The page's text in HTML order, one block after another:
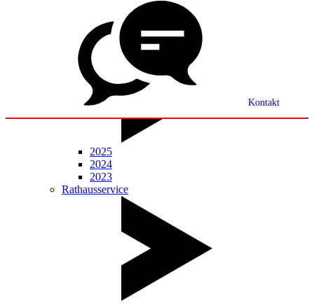
Kontakt
Statistik
Mitteilungsblatt
2025
2024
2023
Rathausservice